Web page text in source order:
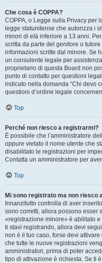
Che cosa è COPPA?
COPPA, o Legge sulla Privacy per
legge statunitense che autorizza i
minori di età inferiore a 13 anni.
scritta da parte del genitore o
informazioni scritte dal minore. Se
un consulente legale per
proprietario di questa Board non
punto di contatto per questioni
indicato nella domanda “Chi devo
questioni d’ordine legale
Top
Perché non riesco a registrarmi?
È possibile che l’amministratore
oppure vietato il nome utente che
disabilitato le registrazioni per
Contatta un amministratore per
Top
Mi sono registrato ma non riesco
Innanzitutto controlla di aver
sono corretti, allora possono esser
«registrazione minore» è abilitato e
ti stavi registrando, allora devi
non è il tuo caso, forse devi
che tutte le nuove registrazioni
amministratori, prima di poter
tipo di attivazione è richiesta. Se ti